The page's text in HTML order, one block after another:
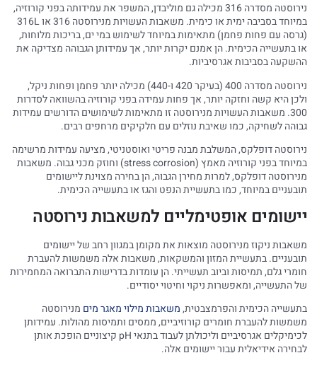
נירוסטה מסדרה 316 מכילה גם מוליבדן, המשפר את עמידותה בפני קורוזיה,
במיוחד בסביבה ימית או כימית. משאבות העשויות מנירוסטה 316 או 316L
(גרסה עם פחות פחמן) מתאימות במיוחד לשימוש במי ים, בריכות מלוחות,
או בתעשייה הכימית. הן אמנם יקרות יותר, אך עמידותן הגבוהה מצדיקה את
ההשקעה בסביבות אגרסיביות.
נירוסטה מסדרה 400 (בעיקר 420 ו-440) מכילה יותר פחמן ופחות ניקל,
ולכן היא קשה וחזקה יותר, אך פחות עמידה בפני קורוזיה בהשוואה לסדרות
300. משאבות העשויות מנירוסטה זו מתאימות לשימושים הדורשים עמידות
גבוהה לשחיקה, כמו שאיבת נוזלים עם חלקיקים מרחפים רבים.
נירוסטה דופלקס, המשלבת מבנה פריטי ואוסטניטי, מציעה עמידות מרשימה
במיוחד בפני קורוזיה מאמץ (stress corrosion) וחוזק מכני גבוה. משאבות
מנירוסטה דופלקס, למרות מחירן הגבוה, הן בחירה מצוינת ליישומים
תובעניים במיוחד, כמו בתעשיית הנפט והגז או בתעשייה הכימית.
יישומים אופטימליים למשאבות נירוסטה
משאבות ניקוז מנירוסטה מוצאות את מקומן במגוון רחב של יישומים
תובעניים. בתעשיית המזון והמשקאות, משאבות אלה משמשות להעברת
חומרי גלם, תמיסות וביוב תעשייתי. הן עומדות בדרישות התברואה המחמירות
של התעשייה, ומאפשרות ניקוי וחיטוי יסודיים.
בתעשייה הכימית והפרמצבטית,משאבות מילוי מאגר מים מנירוסטה
משמשות להעברת חומרים קורוזיביים, ממסים ותמיסות מהולות. עמידותן
לכימיקלים אגרסיביים וליכולתן לעבוד בתנאי pH קיצוניים הופכת אותן
לבחירה אידיאלית עבור יישומים אלה.